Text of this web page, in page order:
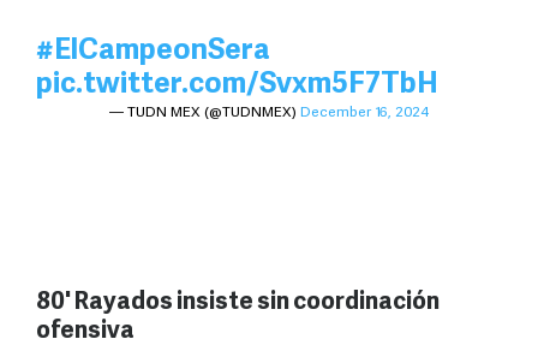
#ElCampeonSera
pic.twitter.com/Svxm5F7TbH
— TUDN MEX (@TUDNMEX) December 16, 2024
80' Rayados insiste sin coordinación
ofensiva